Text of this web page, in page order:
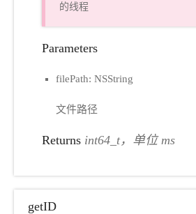
的线程
Parameters
filePath: NSString
文件路径
Returns int64_t，单位 ms
getID